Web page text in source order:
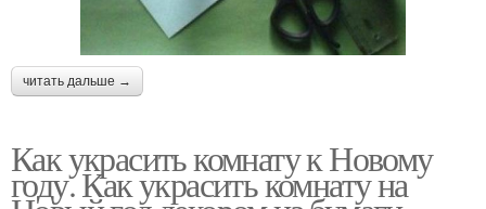
читать дальше →
Как украсить комнату к Новому
году. Как украсить комнату на